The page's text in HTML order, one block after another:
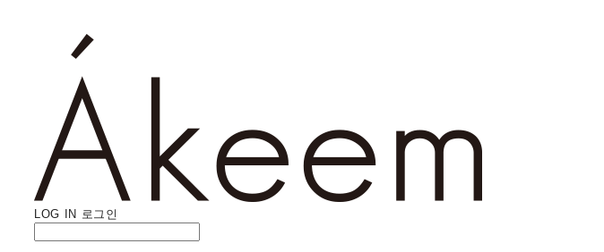
LOG IN 로그인